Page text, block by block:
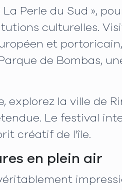
Perle du Sud »,
culturelles.
et
de Bombas,
la ville de
Le festival
créatif de l'île.
en plein air